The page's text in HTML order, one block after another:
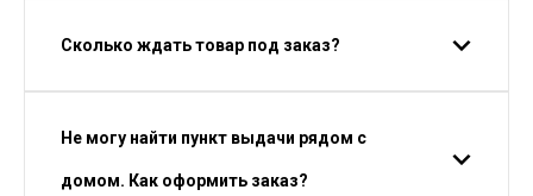
Сколько ждать товар под заказ?
Не могу найти пункт выдачи рядом с
домом. Как оформить заказ?